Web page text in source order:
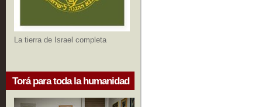
La tierra de Israel completa
Torá para toda la humanidad